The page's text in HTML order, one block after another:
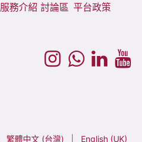
服務介紹 討論區 平台政策
繁體中文 (台灣) English (UK)